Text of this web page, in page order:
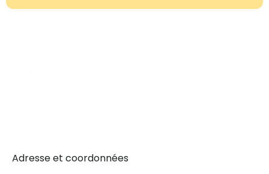
Adresse et coordonnées